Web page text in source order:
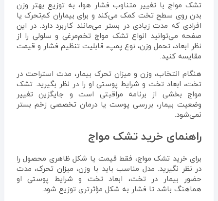
تشک مواج با تغییر متناوب فشار هوا، به توزیع بهتر وزن
بدن روی سطح تخت کمک می‌کند و برای بیماران کم‌تحرک یا
افرادی که مدت زیادی در بستر می‌مانند کاربرد دارد. در این
صفحه می‌توانید انواع تشک مواج تخم‌مرغی و سلولی را از
نظر ابعاد، تحمل وزن، نوع پمپ، قابلیت تنظیم فشار و قیمت
مقایسه کنید.
هنگام انتخاب، وزن و میزان تحرک بیمار، مدت استراحت در
تخت، ابعاد تخت و شرایط پوستی او را در نظر بگیرید. تشک
مواج بخشی از برنامه مراقبتی است و جایگزین تغییر
وضعیت بیمار، بررسی پوست یا درمان تخصصی زخم بستر
نمی‌شود.
راهنمای خرید تشک مواج
برای خرید تشک مواج، فقط قیمت یا شکل ظاهری محصول را
در نظر نگیرید. مدل مناسب باید با وزن، میزان تحرک، مدت
حضور بیمار در تخت، ابعاد تخت و شرایط پوستی او
هماهنگ باشد تا فشار به شکل مؤثرتری توزیع شود.